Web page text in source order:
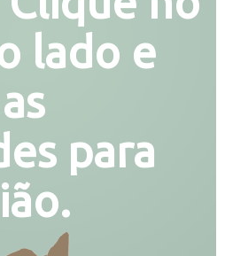
lado e
para